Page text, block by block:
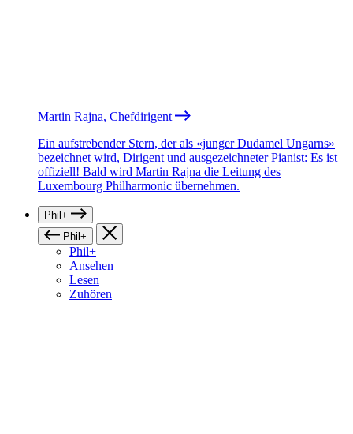
Martin Rajna, Chefdirigent
Ein aufstrebender Stern, der als «junger Dudamel Ungarns»
bezeichnet wird, Dirigent und ausgezeichneter Pianist: Es ist
offiziell! Bald wird Martin Rajna die Leitung des
Luxembourg Philharmonic übernehmen.
Phil+
Phil+
Phil+
Ansehen
Lesen
Zuhören